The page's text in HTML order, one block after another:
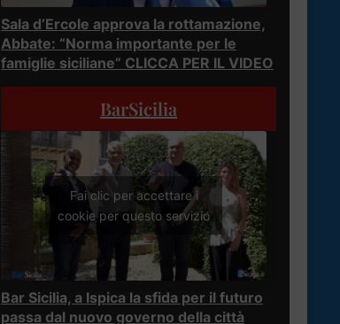
Sala d’Ercole approva la rottamazione,
Abbate: “Norma importante per le
famiglie siciliane” CLICCA PER IL VIDEO
BarSicilia
Fai clic per accettare i
cookie per questo servizio
Bar Sicilia, a Ispica la sfida per il futuro
passa dal nuovo governo della città